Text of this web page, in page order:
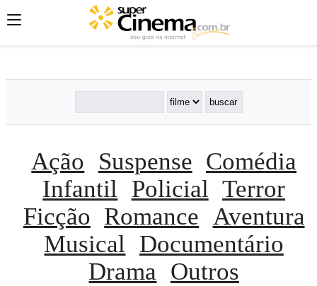
';';
Ação Suspense Comédia
Infantil
Policial Terror
Ficção Romance Aventura
Musical
Documentário
Drama
Outros